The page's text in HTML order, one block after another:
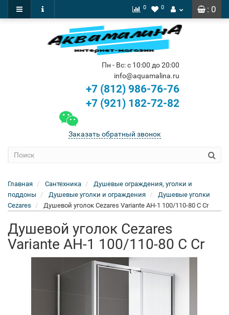
: 0
0 0
Пн - Вс: с 10:00 до 20:00
info@aquamalina.ru
+7 (812) 986-76-76
+7 (921) 182-72-82
Заказать обратный звонок
Главная Сантехника
Душевые ограждения, уголки и
поддоны
Душевые уголки и ограждения
Душевые уголки
Cezares
Душевой уголок Cezares Variante AH-1 100/110-80 C Cr
Душевой уголок Cezares
Variante AH-1 100/110-80 C Cr